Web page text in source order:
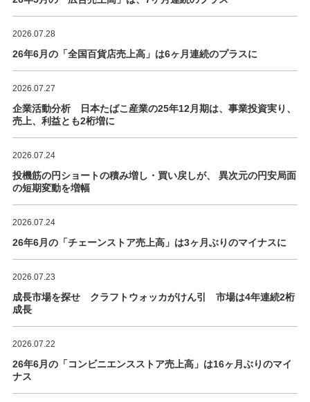
2026.07.28
26年6月の「全国百貨店売上高」は6ヶ月連続のプラスに
2026.07.27
企業活動分析 日本たばこ産業の25年12月期は、事業投資実り、
売上、利益とも2桁増に
2026.07.24
投機筋の円ショートの積み増し・買い戻しが、 異次元の円安局面
の短期変動を増幅
2026.07.24
26年6月の「チェーンストア売上高」は3ヶ月ぶりのマイナスに
2026.07.23
成長市場を探せ クラフトウォッカがけん引 市場は4年連続2桁
成長
2026.07.22
26年6月の「コンビニエンスストア売上高」は16ヶ月ぶりのマイ
ナス